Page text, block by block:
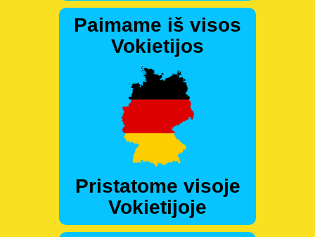
Paimame iš visos
Vokietijos
Pristatome visoje
Vokietijoje